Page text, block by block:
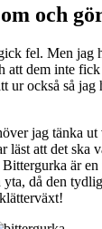
och
fel. Men jag
att dem inte
ur också så jag
jag tänka ut
läst att det ska
är
då den